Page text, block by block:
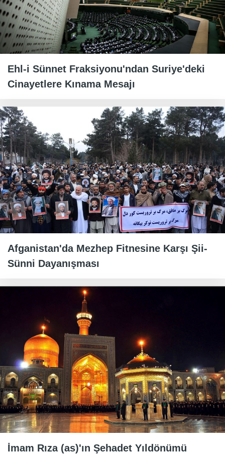
Ehl-i Sünnet Fraksiyonu'ndan Suriye'deki
Cinayetlere Kınama Mesajı
Afganistan'da Mezhep Fitnesine Karşı Şii-
Sünni Dayanışması
İmam Rıza (as)'ın Şehadet Yıldönümü